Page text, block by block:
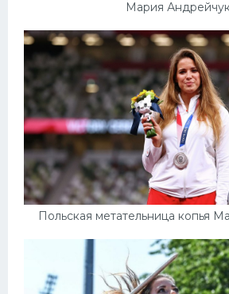
Мария
Польская метательница копья